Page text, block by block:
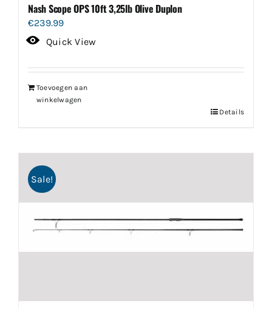
Nash Scope OPS 10ft 3,25lb Olive Duplon
€239.99
Quick View
Toevoegen aan
winkelwagen
Details
Sale!